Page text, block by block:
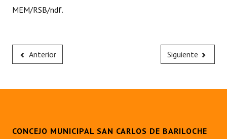
MEM/RSB/ndf.
Anterior Siguiente
CONCEJO MUNICIPAL SAN CARLOS DE BARILOCHE